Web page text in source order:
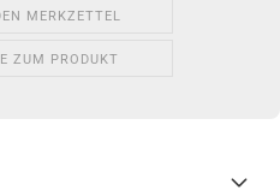
MERKZETTEL
ZUM PRODUKT